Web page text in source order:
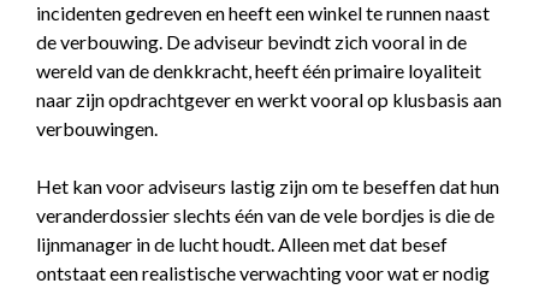
incidenten gedreven en heeft een winkel te runnen naast
de verbouwing. De adviseur bevindt zich vooral in de
wereld van de denkkracht, heeft één primaire loyaliteit
naar zijn opdrachtgever en werkt vooral op klusbasis aan
verbouwingen.
Het kan voor adviseurs lastig zijn om te beseffen dat hun
veranderdossier slechts één van de vele bordjes is die de
lijnmanager in de lucht houdt. Alleen met dat besef
ontstaat een realistische verwachting voor wat er nodig